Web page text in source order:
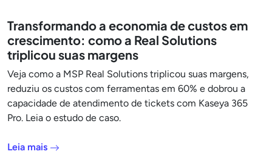
Transformando a economia de custos em
crescimento: como a Real Solutions
triplicou suas margens
Veja como a MSP Real Solutions triplicou suas margens,
reduziu os custos com ferramentas em 60% e dobrou a
capacidade de atendimento de tickets com Kaseya 365
Pro. Leia o estudo de caso.
Leia mais